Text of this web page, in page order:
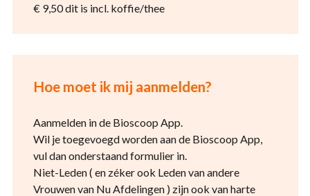
€ 9,50 dit is incl. koffie/thee
Hoe moet ik mij aanmelden?
Aanmelden in de Bioscoop App.
Wil je toegevoegd worden aan de Bioscoop App,
vul dan onderstaand formulier in.
Niet-Leden ( en zéker ook Leden van andere
Vrouwen van Nu Afdelingen ) zijn ook van harte